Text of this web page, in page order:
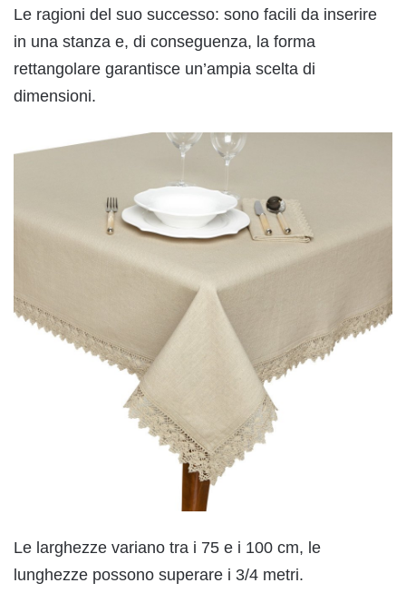
Le ragioni del suo successo: sono facili da inserire
in una stanza e, di conseguenza, la forma
rettangolare garantisce un’ampia scelta di
dimensioni.
Le larghezze variano tra i 75 e i 100 cm, le
lunghezze possono superare i 3/4 metri.